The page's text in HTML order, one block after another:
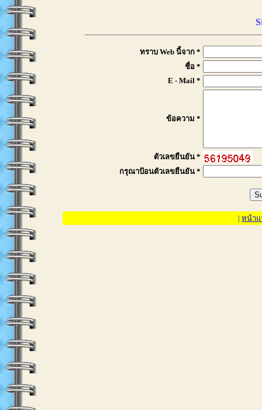
ทราบ Web นี้จาก *
ชื่อ *
E - Mail *
ข้อความ *
ตัวเลขยืนยัน *
กรุณาป้อนตัวเลขยืนยัน *
| หน้าแ